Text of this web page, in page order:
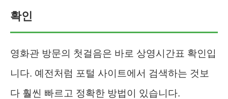
확인
영화관 방문의 첫걸음은 바로 상영시간표 확인입
니다. 예전처럼 포털 사이트에서 검색하는 것보
다 훨씬 빠르고 정확한 방법이 있습니다.